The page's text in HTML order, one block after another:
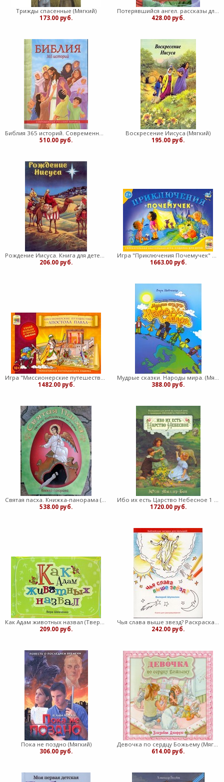
Трижды спасенные (Мягкий)
173.00 руб.
Потерявшийся ангел. рассказы для взрослых и детей (Твердый)
428.00 руб.
Библия 365 историй. Современный русский перевод (Твердый)
510.00 руб.
Воскресение Иисуса (Мягкий)
195.00 руб.
Рождение Иисуса. Книга для детей. Рамсботтом (Мягкий)
206.00 руб.
Игра "Приключения Почемучек" Настольная игра-ходилка (Картонный футляр)
1663.00 руб.
Игра "Миссионерские путешествия Апостола Павла" Настольная игра-ходилка (Картонный футляр)
1482.00 руб.
Мудрые сказки. Народы мира. (Мягкий)
388.00 руб.
Святая пасха. Книжка-панорама (Твердый)
538.00 руб.
Ибо их есть Царство Небесное 1 часть (Твердый)
1720.00 руб.
Как Адам животных назвал (Твердый)
209.00 руб.
Чья слава выше звезд? Раскраска (Мягкий)
242.00 руб.
Пока не поздно (Мягкий)
306.00 руб.
Девочка по сердцу Божьему (Мягкий)
614.00 руб.